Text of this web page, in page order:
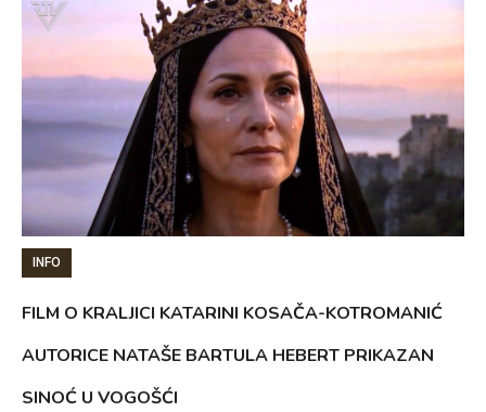
INFO
FILM O KRALJICI KATARINI KOSAČA-KOTROMANIĆ
AUTORICE NATAŠE BARTULA HEBERT PRIKAZAN
SINOĆ U VOGOŠĆI